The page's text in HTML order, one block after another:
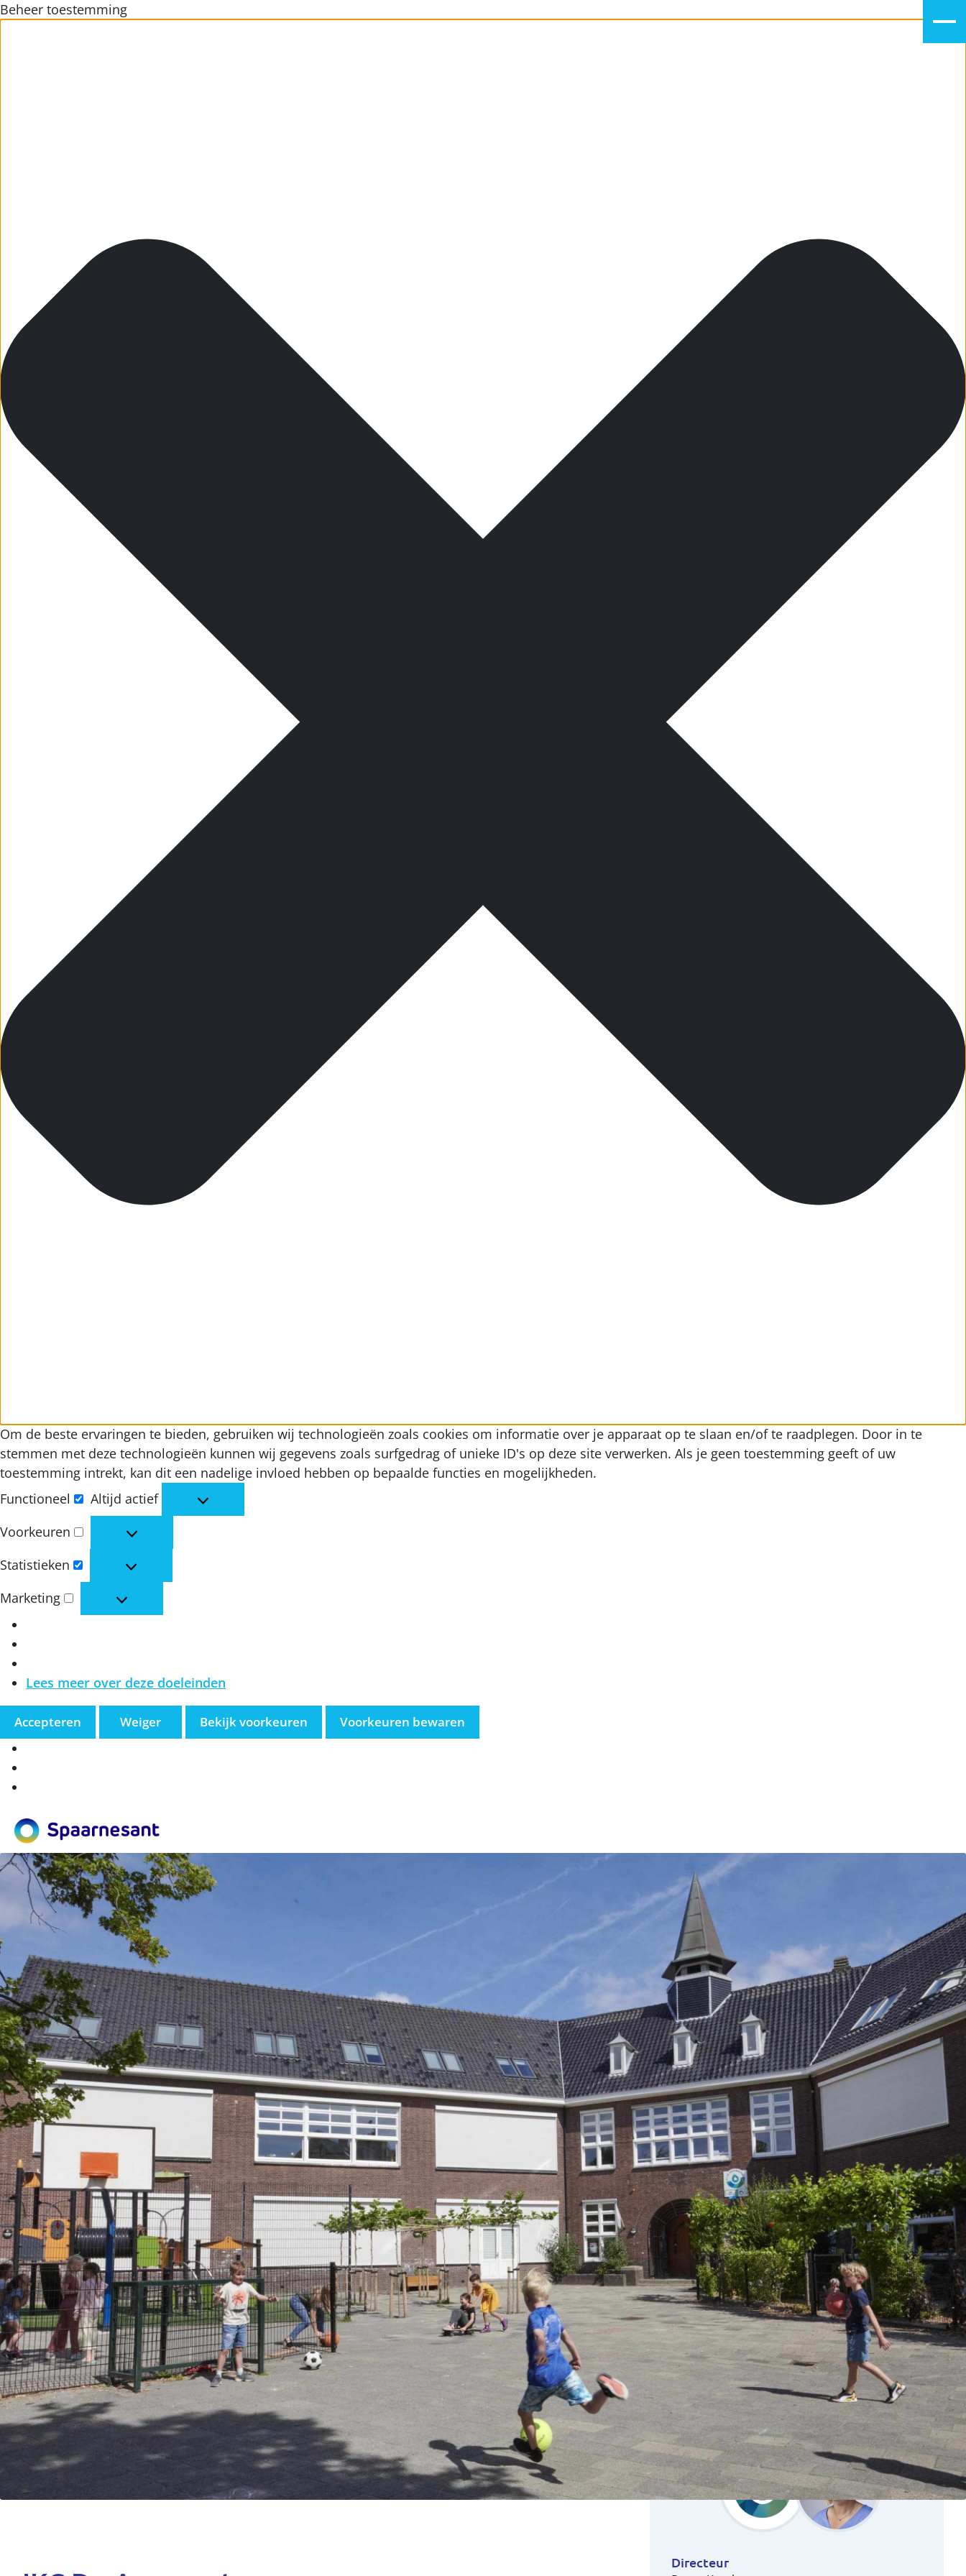
Beheer toestemming
Om de beste ervaringen te bieden, gebruiken wij technologieën zoals cookies om informatie over je apparaat op te slaan en/of te raadplegen. Door in te
stemmen met deze technologieën kunnen wij gegevens zoals surfgedrag of unieke ID's op deze site verwerken. Als je geen toestemming geeft of uw
toestemming intrekt, kan dit een nadelige invloed hebben op bepaalde functies en mogelijkheden.
Functioneel
Functioneel
Altijd actief
Voorkeuren
Voorkeuren
Statistieken
Statistieken
Marketing
Marketing
Lees meer over deze doeleinden
Accepteren Weiger Bekijk voorkeuren Voorkeuren bewaren
Directeur